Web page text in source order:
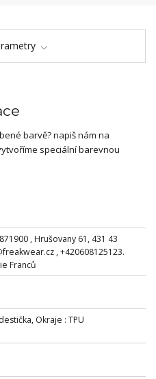
barvě? napiš nám na
speciální barevnou
, Hrušovany 61, 431 43
, +420608125123.
Franců
Okraje : TPU